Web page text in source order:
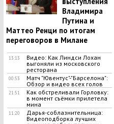
Владимира
Путина и
Маттео Ренци по итогам
переговоров в Милане
13:13
Видео: Как Линдси Лохан
выгоняли из московского
ресторана
00:53
Матч "Ювентус"-"Барселона":
Обзор и видео всех голов
21:51
Как обстреливали Горловку:
в момент съёмки прилетела
мина
11:20
Дарья-соблазнительница:
Видеоподборка лучших